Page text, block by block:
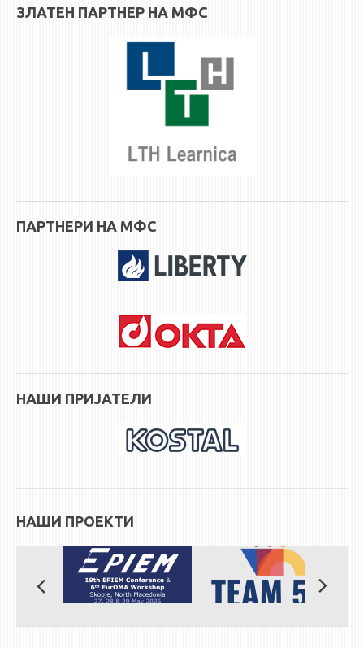
ЗЛАТЕН ПАРТНЕР НА МФС
ПАРТНЕРИ НА МФС
НАШИ ПРИЈАТЕЛИ
НАШИ ПРОЕКТИ